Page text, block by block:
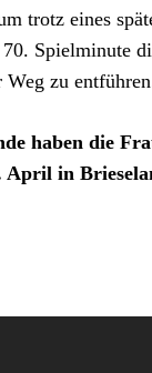
trotz eines
Spielminute
Weg zu
haben die
April in